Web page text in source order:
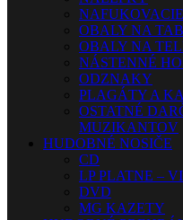
OBALY NA
OBALY NA
NÁSTENNÉ
ODZNAKY
PLAGÁTY A
OSTATNÉ
MUZIKANTOV
HUDOBNÉ NOSIČE
CD
LP PLATNE –
DVD
MG KAZETY